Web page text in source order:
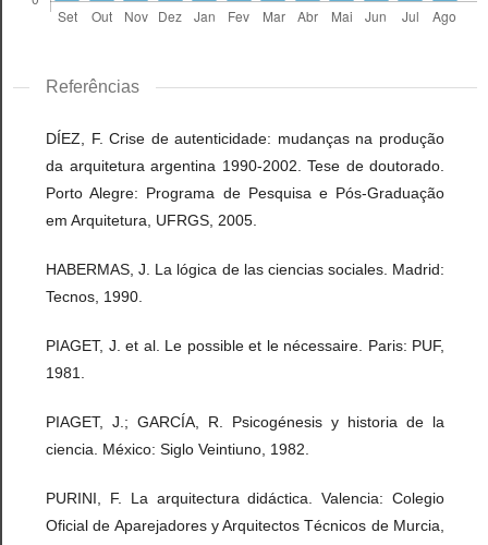
Referências
DÍEZ, F. Crise de autenticidade: mudanças na produção
da arquitetura argentina 1990-2002. Tese de doutorado.
Porto Alegre: Programa de Pesquisa e Pós-Graduação
em Arquitetura, UFRGS, 2005.
HABERMAS, J. La lógica de las ciencias sociales. Madrid:
Tecnos, 1990.
PIAGET, J. et al. Le possible et le nécessaire. Paris: PUF,
1981.
PIAGET, J.; GARCÍA, R. Psicogénesis y historia de la
ciencia. México: Siglo Veintiuno, 1982.
PURINI, F. La arquitectura didáctica. Valencia: Colegio
Oficial de Aparejadores y Arquitectos Técnicos de Murcia,